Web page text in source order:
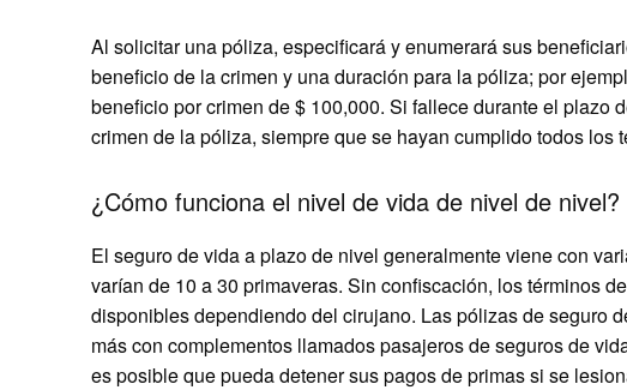
Al solicitar una póliza, especificará y enumerará sus
beneficio de la crimen y una duración para la póliza; por
beneficio por crimen de $ 100,000. Si fallece durante el
crimen de la póliza, siempre que se hayan cumplido todos los
¿Cómo funciona el nivel de vida de nivel de nivel?
El seguro de vida a plazo de nivel generalmente viene con
varían de 10 a 30 primaveras. Sin confiscación, los términos
disponibles dependiendo del cirujano. Las pólizas de seguro
más con complementos llamados pasajeros de seguros de
es posible que pueda detener sus pagos de primas si se